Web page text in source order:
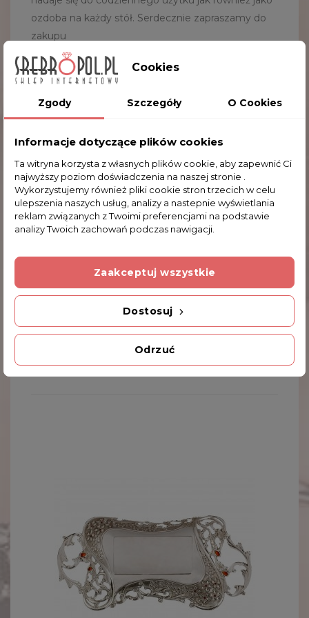
ozdoba na każdy stół. Serdecznie zapraszamy do
zakupu
Średnica patery:20.0 cm
Kruszec:
metal posrebrzany
Komentarze (0)
Na razie nie dodano żadnej recenzji.
Dodatkowe Informacje
461-4258
INNE PRODUKTY W TEJ SAMEJ KATEGORII
Cookies
Zgody Szczegóły O Cookies
Informacje dotyczące plików cookies
Ta witryna korzysta z własnych plików cookie, aby zapewnić Ci
najwyższy poziom doświadczenia na naszej stronie .
Wykorzystujemy również pliki cookie stron trzecich w celu
ulepszenia naszych usług, analizy a nastepnie wyświetlania
reklam związanych z Twoimi preferencjami na podstawie
analizy Twoich zachowań podczas nawigacji.
Odrzuć
Dostosuj
Zaakceptuj wszystkie